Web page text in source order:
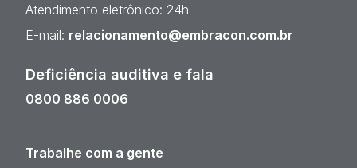
Atendimento eletrônico: 24h
E-mail: relacionamento@embracon.com.br
Deficiência auditiva e fala
0800 886 0006
Trabalhe com a gente